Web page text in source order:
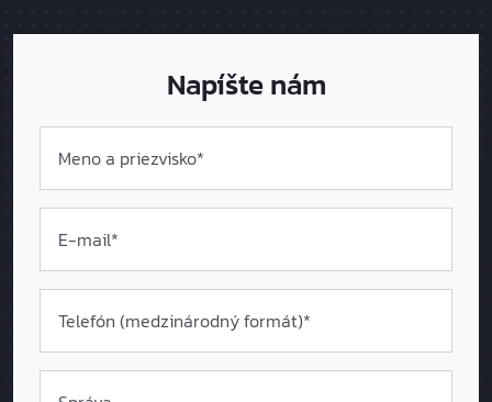
Napíšte nám
Meno a priezvisko*
E-mail*
Telefón (medzinárodný formát)*